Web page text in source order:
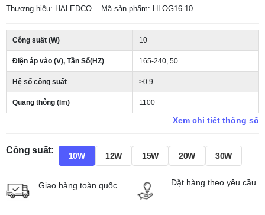
Thương hiệu: HALEDCO Mã sản phẩm: HLOG16-10
Công suất (W) 10
Điện áp vào (V), Tần Số(HZ) 165-240, 50
Hệ số công suất >0.9
Quang thông (lm) 1100
Xem chi tiết thông số
Công suất:
10W 12W 15W 20W 30W
Giao hàng toàn quốc Đặt hàng theo yêu cầu